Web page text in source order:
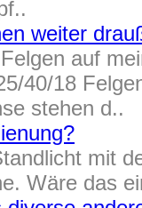
weiter
auf
40/18
stehen d..
mit
Wäre das